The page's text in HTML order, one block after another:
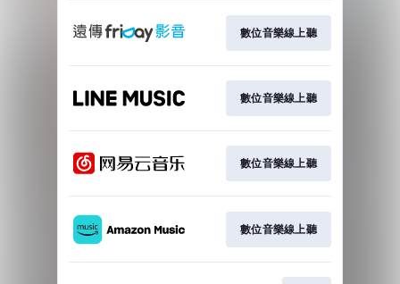
數位音樂線上聽
數位音樂線上聽
數位音樂線上聽
數位音樂線上聽